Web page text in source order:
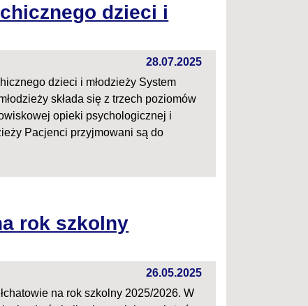
dzieci i
28.07.2025
dzieci i młodzieży System
składa się z trzech poziomów
opieki psychologicznej i
Pacjenci przyjmowani są do
rok szkolny
26.05.2025
na rok szkolny 2025/2026. W